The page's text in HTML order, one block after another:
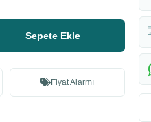
Sepete Ekle
Fiyat Alarmı